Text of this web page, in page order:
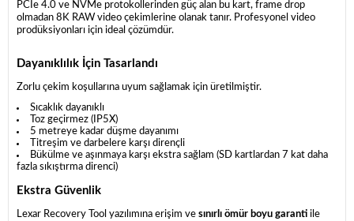
PCIe 4.0 ve NVMe protokollerinden güç alan bu kart, frame drop
olmadan 8K RAW video çekimlerine olanak tanır. Profesyonel video
prodüksiyonları için ideal çözümdür.
Dayanıklılık İçin Tasarlandı
Zorlu çekim koşullarına uyum sağlamak için üretilmiştir.
Sıcaklık dayanıklı
Toz geçirmez (IP5X)
5 metreye kadar düşme dayanımı
Titreşim ve darbelere karşı dirençli
Bükülme ve aşınmaya karşı ekstra sağlam (SD kartlardan 7 kat daha
fazla sıkıştırma direnci)
Ekstra Güvenlik
Lexar Recovery Tool yazılımına erişim ve sınırlı ömür boyu garanti ile